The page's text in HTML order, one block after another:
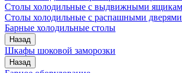
Столы холодильные с выдвижными
Столы холодильные с распашными дверями
Барные холодильные столы
Назад
Шкафы шоковой заморозки
Назад